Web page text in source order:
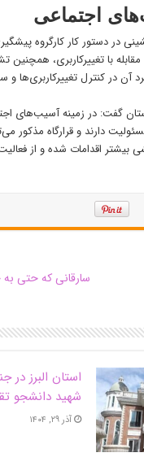
اجتماعی
در دستور کار کارگروه
با تغییرکاربری، همچنین
ماده ۱۰۰ و نظارت بر عملکرد آن در کنترل
استان گفت: در زمینه آسیب‌های
دارند و قرارگاه مذکور
اقدامات شده و از
سارقانی که حتی
شهید دانشجو
آذر ۲۹, ۱۴۰۴